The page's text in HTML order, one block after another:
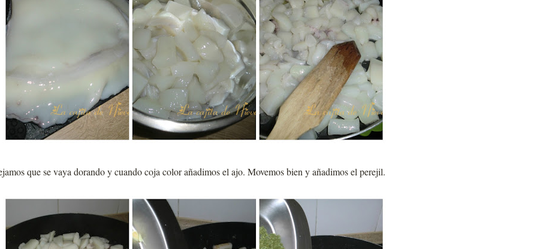
que se vaya dorando y cuando coja color añadimos el ajo. Movemos bien y añadimos el perejil.